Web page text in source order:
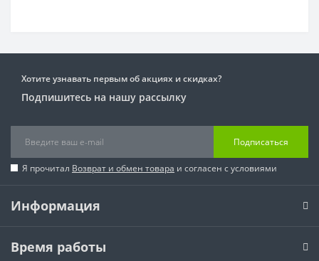
Хотите узнавать первым об акциях и скидках?
Подпишитесь на нашу рассылку
Подписаться
Я прочитал Возврат и обмен товара и согласен с условиями
Информация
Время работы